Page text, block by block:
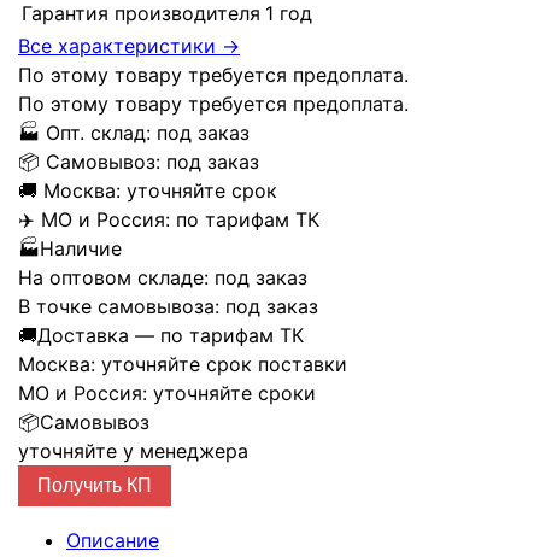
Гарантия производителя 1 год
Все характеристики →
По этому товару требуется предоплата.
По этому товару требуется предоплата.
🏭 Опт. склад: под заказ
📦 Самовывоз: под заказ
🚚 Москва: уточняйте срок
✈️ МО и Россия: по тарифам ТК
🏭Наличие
На оптовом складе: под заказ
В точке самовывоза: под заказ
🚚Доставка — по тарифам ТК
Москва: уточняйте срок поставки
МО и Россия: уточняйте сроки
📦Самовывоз
уточняйте у менеджера
Получить КП
Описание